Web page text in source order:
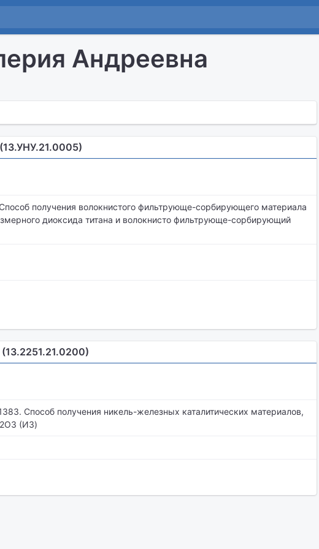
Андреевна
получения волокнистого фильтрующе-сорбирующего материала
диоксида титана и волокнисто фильтрующе-сорбирующий
Способ получения никель-железных каталитических материалов,
(ИЗ)